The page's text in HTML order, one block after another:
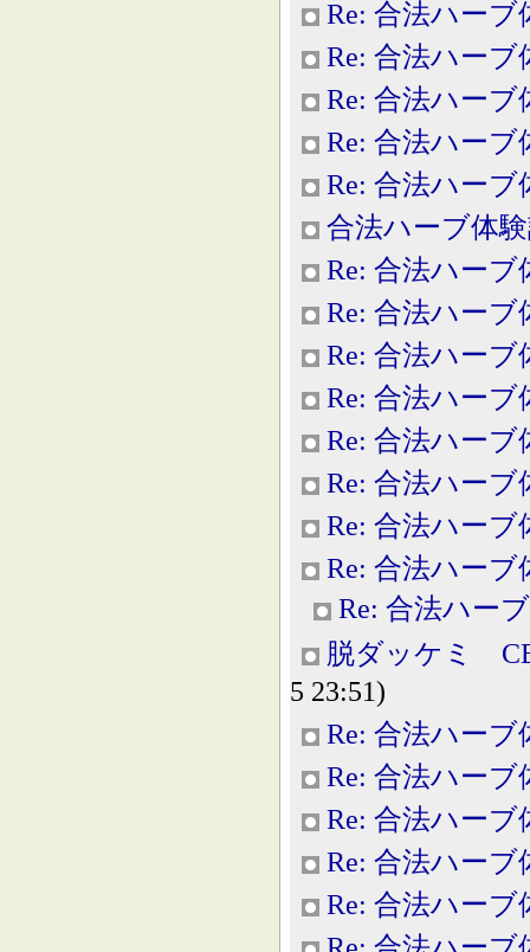
Re: 合法ハーブ
Re: 合法ハーブ
Re: 合法ハーブ
Re: 合法ハーブ
Re: 合法ハーブ
合法ハーブ体
Re: 合法ハーブ
Re: 合法ハーブ
Re: 合法ハーブ
Re: 合法ハーブ
Re: 合法ハーブ
Re: 合法ハーブ
Re: 合法ハーブ
Re: 合法ハーブ
Re: 合法ハー
脱ダッケミ
5 23:51)
Re: 合法ハーブ
Re: 合法ハーブ
Re: 合法ハーブ
Re: 合法ハーブ
Re: 合法ハーブ